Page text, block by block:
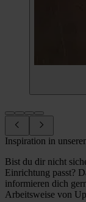
Inspiration in
Bist du dir nicht
Einrichtung passt?
informieren dich
Arbeitsweise von